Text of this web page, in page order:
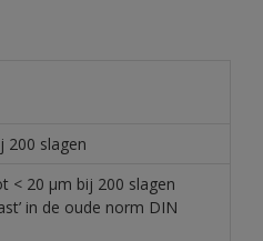
200 slagen
< 20 µm bij 200 slagen
in de oude norm DIN